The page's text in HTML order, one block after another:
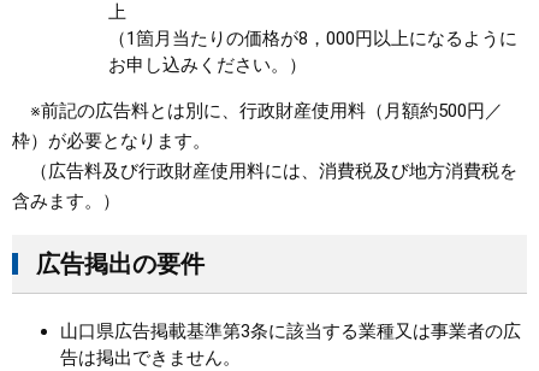
上
（1箇月当たりの価格が8，000円以上になるように
お申し込みください。）
※前記の広告料とは別に、行政財産使用料（月額約500円／
枠）が必要となります。
（広告料及び行政財産使用料には、消費税及び地方消費税を
含みます。）
広告掲出の要件
山口県広告掲載基準第3条に該当する業種又は事業者の広
告は掲出できません。